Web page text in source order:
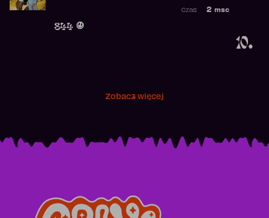
10.
844
2 msc
Czas:
Zobacz więcej